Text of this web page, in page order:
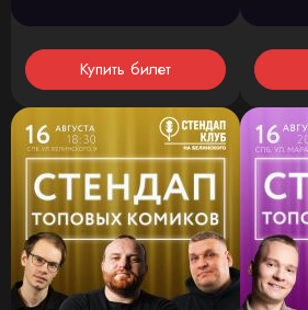
Купить билет